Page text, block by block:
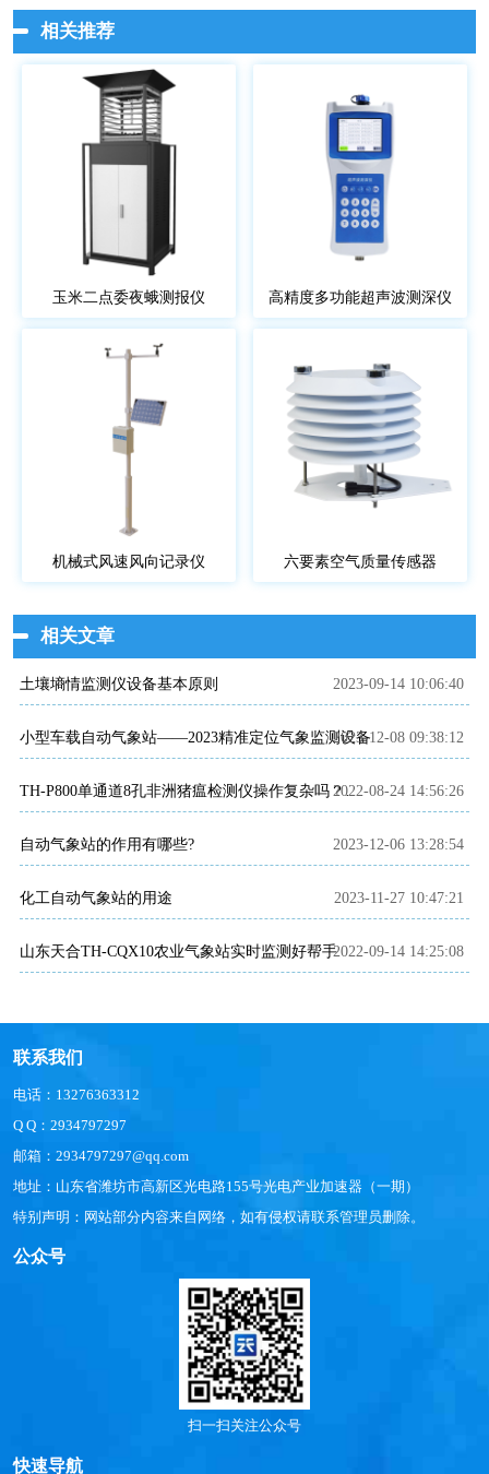
相关推荐
玉米二点委夜蛾测报仪 高精度多功能超声波测深仪
机械式风速风向记录仪 六要素空气质量传感器
相关文章
土壤墒情监测仪设备基本原则 2023-09-14 10:06:40
小型车载自动气象站——2023精准定位气象监测设备2023-12-08 09:38:12
TH-P800单通道8孔非洲猪瘟检测仪操作复杂吗？非洲猪瘟检测仪结果准确吗？
2022-08-24 14:56:26
自动气象站的作用有哪些? 2023-12-06 13:28:54
化工自动气象站的用途 2023-11-27 10:47:21
山东天合TH-CQX10农业气象站实时监测好帮手2022-09-14 14:25:08
联系我们
电话：13276363312
Q Q：2934797297
邮箱：2934797297@qq.com
地址：山东省潍坊市高新区光电路155号光电产业加速器（一期）
特别声明：网站部分内容来自网络，如有侵权请联系管理员删除。
公众号
扫一扫关注公众号
快速导航